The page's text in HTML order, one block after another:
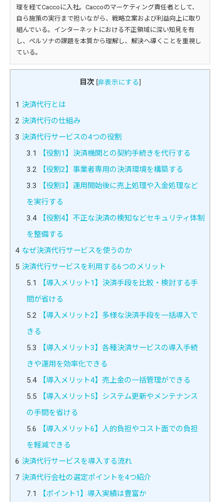
理を経てCaccoに入社。Caccoのマーケティング責任者として、
自ら施策の実行まで担いながら、戦略立案および利益向上に取り
組んでいる。インターネットにおける不正領域に深い知見を有
し、ペルソナの課題を本質から理解し、解決へ導くことを重視し
ている。
目次 [非表示にする]
1 決済代行とは
2 決済代行の仕組み
3 決済代行サービスの4つの役割
3.1
【役割1】決済機関との契約手続きを代行する
3.2 【役割2】事業者専用の決済環境を構築する
3.3 【役割3】運用開始後に売上処理や入金処理など
を実行する
3.4【役割4】不正な決済の検知などセキュリティ体制
を整備する
4 なぜ決済代行サービスを使うのか
5 決済代行サービスを利用する6つのメリット
5.1
【導入メリット1】決済手段を比較・検討する手
間が省ける
5.2 【導入メリット2】多様な決済手段を一括導入で
きる
5.3 【導入メリット3】各種決済サービスの導入手続
きや運用を効率化できる
5.4【導入メリット4】売上金の一括管理ができる
5.5 【導入メリット5】システム更新やメンテナンス
の手間を省ける
5.6 【導入メリット6】人的負担やコスト面での負担
を軽減できる
6 決済代行サービスを導入する流れ
7 決済代行会社の選定ポイントを4つ紹介
7.1
【ポイント1】導入実績は豊富か